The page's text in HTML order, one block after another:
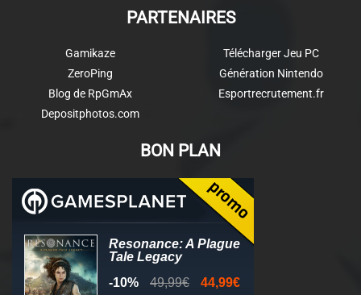
PARTENAIRES
Gamikaze
ZeroPing
Blog de RpGmAx
Depositphotos.com
Télécharger Jeu PC
Génération Nintendo
Esportrecrutement.fr
BON PLAN